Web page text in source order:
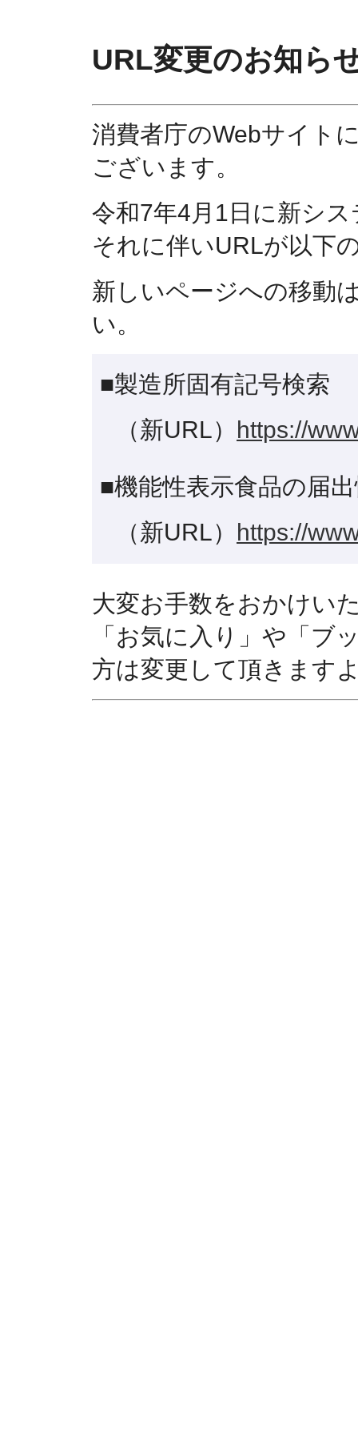
URL変更のお知ら
消費者庁のWebサイト
ございます。
令和7年4月1日に新シ
それに伴いURLが以下
新しいページへの移動
い。
■製造所固有記号検索
（新URL） https://
■機能性表示食品の届
（新URL） https://
大変お手数をおかけい
「お気に入り」や「ブ
方は変更して頂きます